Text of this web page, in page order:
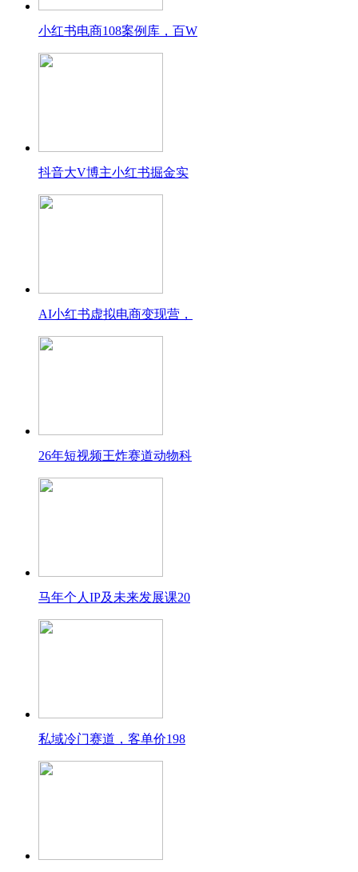
小红书电商108案例库，百W
抖音大V博主小红书掘金实
AI小红书虚拟电商变现营，
26年短视频王炸赛道动物科
马年个人IP及未来发展课20
私域冷门赛道，客单价198